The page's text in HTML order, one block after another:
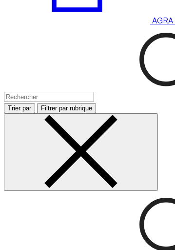
AGRA
Trier par Filtrer par rubrique